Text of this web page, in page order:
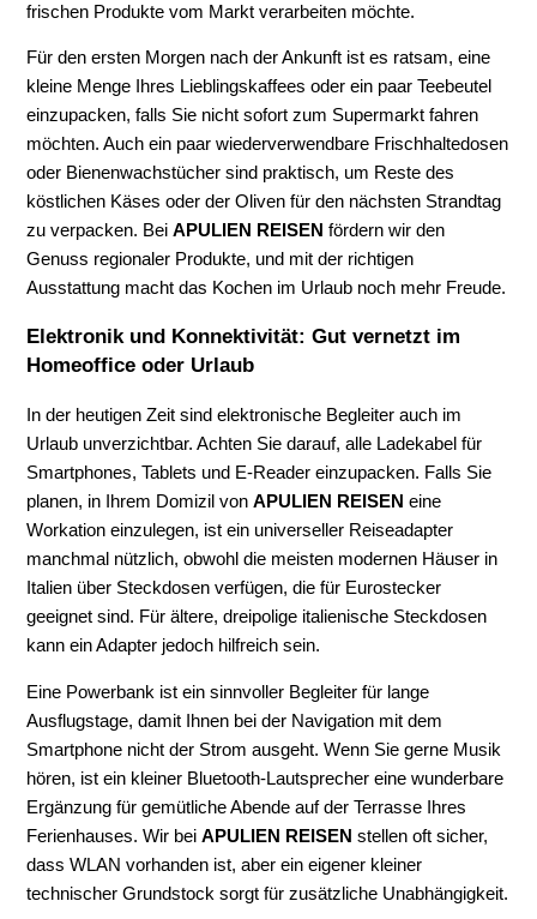
frischen Produkte vom Markt verarbeiten möchte.
Für den ersten Morgen nach der Ankunft ist es ratsam, eine
kleine Menge Ihres Lieblingskaffees oder ein paar Teebeutel
einzupacken, falls Sie nicht sofort zum Supermarkt fahren
möchten. Auch ein paar wiederverwendbare Frischhaltedosen
oder Bienenwachstücher sind praktisch, um Reste des
köstlichen Käses oder der Oliven für den nächsten Strandtag
zu verpacken. BeiAPULIEN REISEN fördern wir den
Genuss regionaler Produkte, und mit der richtigen
Ausstattung macht das Kochen im Urlaub noch mehr Freude.
Elektronik und Konnektivität: Gut vernetzt im
Homeoffice oder Urlaub
In der heutigen Zeit sind elektronische Begleiter auch im
Urlaub unverzichtbar. Achten Sie darauf, alle Ladekabel für
Smartphones, Tablets und E-Reader einzupacken. Falls Sie
planen, in Ihrem Domizil vonAPULIEN REISEN eine
Workation einzulegen, ist ein universeller Reiseadapter
manchmal nützlich, obwohl die meisten modernen Häuser in
Italien über Steckdosen verfügen, die für Eurostecker
geeignet sind. Für ältere, dreipolige italienische Steckdosen
kann ein Adapter jedoch hilfreich sein.
Eine Powerbank ist ein sinnvoller Begleiter für lange
Ausflugstage, damit Ihnen bei der Navigation mit dem
Smartphone nicht der Strom ausgeht. Wenn Sie gerne Musik
hören, ist ein kleiner Bluetooth-Lautsprecher eine wunderbare
Ergänzung für gemütliche Abende auf der Terrasse Ihres
Ferienhauses. Wir beiAPULIEN REISEN stellen oft sicher,
dass WLAN vorhanden ist, aber ein eigener kleiner
technischer Grundstock sorgt für zusätzliche Unabhängigkeit.